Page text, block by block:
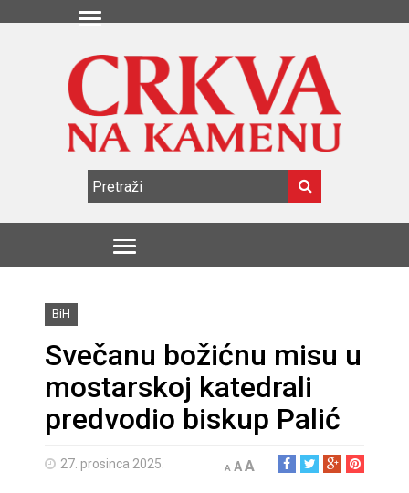
BiH
Svečanu božićnu misu u
mostarskoj katedrali
predvodio biskup Palić
27. prosinca 2025. A AA